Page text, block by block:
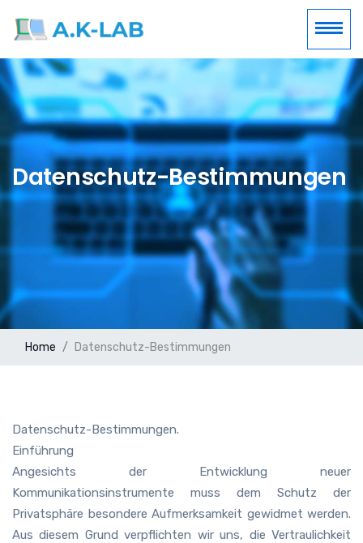
Datenschutz-Bestimmungen
Home Datenschutz-Bestimmungen
Datenschutz-Bestimmungen.
Einführung
Angesichts der Entwicklung neuer
Kommunikationsinstrumente muss dem Schutz der
Privatsphäre besondere Aufmerksamkeit gewidmet werden.
Aus diesem Grund verpflichten wir uns, die Vertraulichkeit